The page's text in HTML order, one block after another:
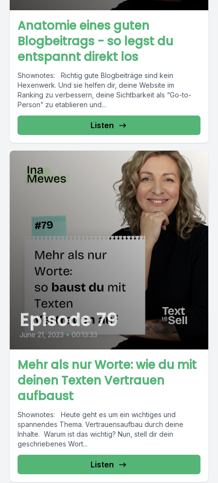
Anatomie eines guten
Blogbeitrags - so legst du
entspannt direkt los
Shownotes: Richtig gute Blogbeiträge sind kein
Hexenwerk. Und sie helfen dir, deine Website im
Ranking zu verbessern, deine Sichtbarkeit als “Go-to-
Person” zu etablieren und...
Listen
Episode 79
June 21, 2023 • 00:13:33
Mehr als nur Worte: wie du mit
deinen Texten Vertrauen
aufbaust
Shownotes: Heute geht es um ein wichtiges und
spannendes Thema. Vertrauensaufbau durch deine
Inhalte. Warum ist das wichtig? Nun, stell dir dein
geschriebenes Wort...
Listen